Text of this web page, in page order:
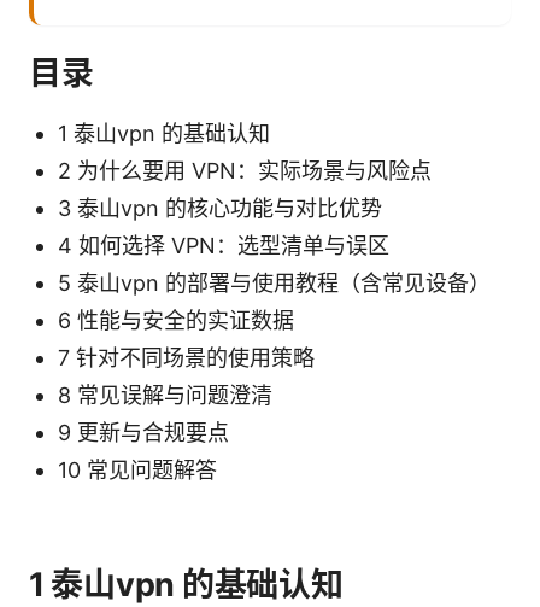
目录
1 泰山vpn 的基础认知
2 为什么要用 VPN：实际场景与风险点
3 泰山vpn 的核心功能与对比优势
4 如何选择 VPN：选型清单与误区
5 泰山vpn 的部署与使用教程（含常见设备）
6 性能与安全的实证数据
7 针对不同场景的使用策略
8 常见误解与问题澄清
9 更新与合规要点
10 常见问题解答
1 泰山vpn 的基础认知